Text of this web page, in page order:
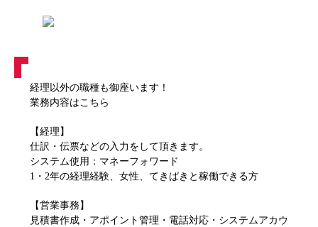
経理以外の職種も御座います！
業務内容はこちら
【経理】
仕訳・伝票などの入力をして頂きます。
システム使用：マネーフォワード
1・2年の経理経験、女性、てきぱきと稼働できる方
【営業事務】
見積書作成・アポイント管理・電話対応・システムアカウ